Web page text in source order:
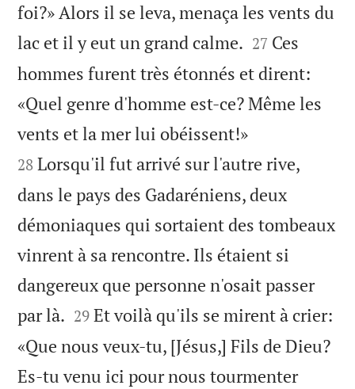
foi?» Alors il se leva, menaça les vents du
lac et il y eut un grand calme. 

27 Ces
hommes furent très étonnés et dirent:
«Quel genre d'homme est-ce? Même les
vents et la mer lui obéissent!»
28 Lorsqu'il fut arrivé sur l'autre rive,
dans le pays des Gadaréniens, deux
démoniaques qui sortaient des tombeaux
vinrent à sa rencontre. Ils étaient si
dangereux que personne n'osait passer
par là. 

29 Et voilà qu'ils se mirent à crier:
«Que nous veux-tu, [Jésus,] Fils de Dieu?
Es-tu venu ici pour nous tourmenter